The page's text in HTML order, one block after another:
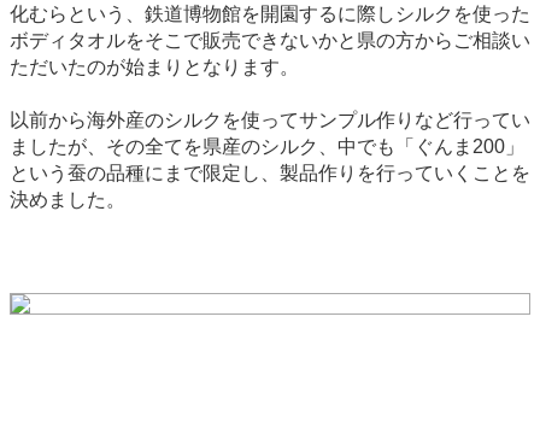
化むらという、鉄道博物館を開園するに際しシルクを使った
ボディタオルをそこで販売できないかと県の方からご相談い
ただいたのが始まりとなります。
以前から海外産のシルクを使ってサンプル作りなど行ってい
ましたが、その全てを県産のシルク、中でも「ぐんま200」
という蚕の品種にまで限定し、製品作りを行っていくことを
決めました。